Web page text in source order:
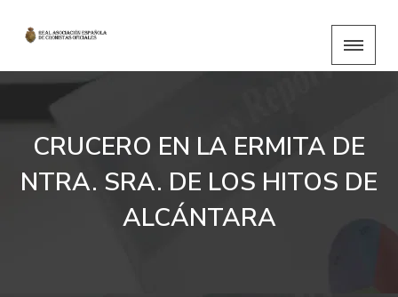
CRUCERO EN LA ERMITA DE
NTRA. SRA. DE LOS HITOS DE
ALCÁNTARA